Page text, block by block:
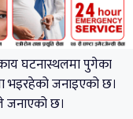
घटनास्थलमा पुगेका
भइरहेको जनाइएको छ।
जनाएको छ।